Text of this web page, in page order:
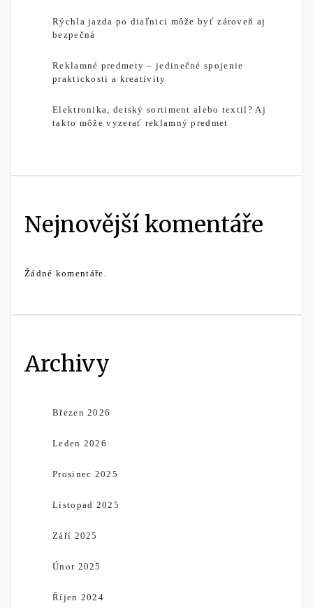
Rýchla jazda po diaľnici môže byť zároveň aj
bezpečná
Reklamné predmety – jedinečné spojenie
praktickosti a kreativity
Elektronika, detský sortiment alebo textil? Aj
takto môže vyzerať reklamný predmet
Nejnovější komentáře
Žádné komentáře.
Archivy
Březen 2026
Leden 2026
Prosinec 2025
Listopad 2025
Září 2025
Únor 2025
Říjen 2024